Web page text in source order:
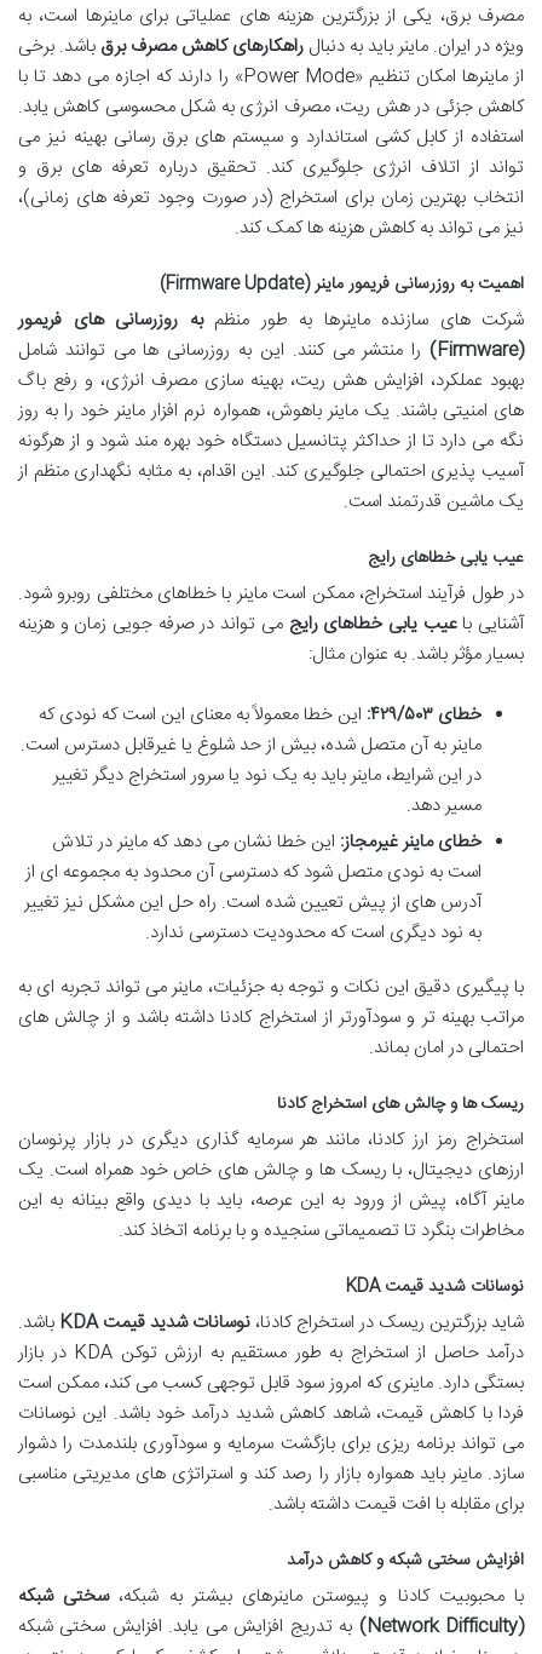
مصرف برق، یکی از بزرگترین هزینه های عملیاتی برای ماینرها است، به
ویژه در ایران. ماینر باید به دنبال راهکارهای کاهش مصرف برق باشد. برخی
از ماینرها امکان تنظیم «Power Mode» را دارند که اجازه می دهد تا با
کاهش جزئی در هش ریت، مصرف انرژی به شکل محسوسی کاهش یابد.
استفاده از کابل کشی استاندارد و سیستم های برق رسانی بهینه نیز می
تواند از اتلاف انرژی جلوگیری کند. تحقیق درباره تعرفه های برق و
انتخاب بهترین زمان برای استخراج (در صورت وجود تعرفه های زمانی)،
نیز می تواند به کاهش هزینه ها کمک کند.
اهمیت به روزرسانی فریمور ماینر (Firmware Update)
شرکت های سازنده ماینرها به طور منظمبه روزرسانی های فریمور
(Firmware)
را منتشر می کنند. این به روزرسانی ها می توانند شامل
بهبود عملکرد، افزایش هش ریت، بهینه سازی مصرف انرژی، و رفع باگ
های امنیتی باشند. یک ماینر باهوش، همواره نرم افزار ماینر خود را به روز
نگه می دارد تا از حداکثر پتانسیل دستگاه خود بهره مند شود و از هرگونه
آسیب پذیری احتمالی جلوگیری کند. این اقدام، به مثابه نگهداری منظم از
یک ماشین قدرتمند است.
عیب یابی خطاهای رایج
در طول فرآیند استخراج، ممکن است ماینر با خطاهای مختلفی روبرو شود.
آشنایی باعیب یابی خطاهای رایج می تواند در صرفه جویی زمان و هزینه
بسیار مؤثر باشد. به عنوان مثال:
خطای ۴۲۹/۵۰۳:
این خطا معمولاً به معنای این است که نودی که
ماینر به آن متصل شده، بیش از حد شلوغ یا غیرقابل دسترس است.
در این شرایط، ماینر باید به یک نود یا سرور استخراج دیگر تغییر
مسیر دهد.
خطای ماینر غیرمجاز: این خطا نشان می دهد که ماینر در تلاش
است به نودی متصل شود که دسترسی آن محدود به مجموعه ای از
آدرس های از پیش تعیین شده است. راه حل این مشکل نیز تغییر
به نود دیگری است که محدودیت دسترسی ندارد.
با پیگیری دقیق این نکات و توجه به جزئیات، ماینر می تواند تجربه ای به
مراتب بهینه تر و سودآورتر از استخراج کادنا داشته باشد و از چالش های
احتمالی در امان بماند.
ریسک ها و چالش های استخراج کادنا
استخراج رمز ارز کادنا، مانند هر سرمایه گذاری دیگری در بازار پرنوسان
ارزهای دیجیتال، با ریسک ها و چالش های خاص خود همراه است. یک
ماینر آگاه، پیش از ورود به این عرصه، باید با دیدی واقع بینانه به این
مخاطرات بنگرد تا تصمیماتی سنجیده و با برنامه اتخاذ کند.
نوسانات شدید قیمت KDA
شاید بزرگترین ریسک در استخراج کادنا، نوسانات شدید قیمت KDA
باشد.
درآمد حاصل از استخراج به طور مستقیم به ارزش توکن KDA در بازار
بستگی دارد. ماینری که امروز سود قابل توجهی کسب می کند، ممکن است
فردا با کاهش قیمت، شاهد کاهش شدید درآمد خود باشد. این نوسانات
می تواند برنامه ریزی برای بازگشت سرمایه و سودآوری بلندمدت را دشوار
سازد. ماینر باید همواره بازار را رصد کند و استراتژی های مدیریتی مناسبی
برای مقابله با افت قیمت داشته باشد.
افزایش سختی شبکه و کاهش درآمد
با محبوبیت کادنا و پیوستن ماینرهای بیشتر به شبکه،سختی شبکه
(Network Difficulty)
به تدریج افزایش می یابد. افزایش سختی شبکه